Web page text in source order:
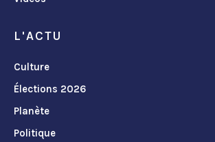
L'ACTU
Culture
Élections 2026
Planète
Politique